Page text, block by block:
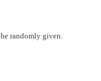
randomly given.